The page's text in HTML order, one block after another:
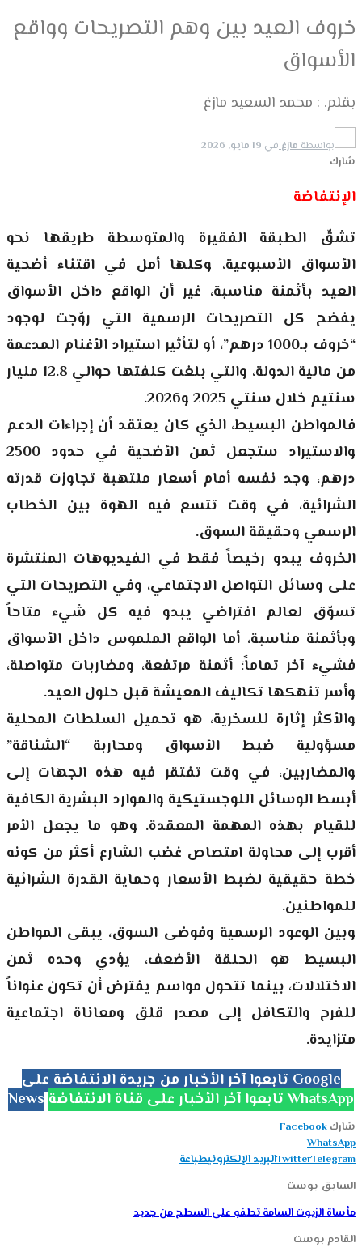
خروف العيد بين وهم التصريحات وواقع
الأسواق
بقلم. : محمد السعيد مازغ
بواسطةمازغ في 19 مايو, 2026
شارك
الإنتفاضة
تشقّ الطبقة الفقيرة والمتوسطة طريقها نحو
الأسواق الأسبوعية، وكلها أمل في اقتناء أضحية
العيد بأثمنة مناسبة، غير أن الواقع داخل الأسواق
يفضح كل التصريحات الرسمية التي روّجت لوجود
“خروف بـ1000 درهم”، أو لتأثير استيراد الأغنام المدعمة
من مالية الدولة، والتي بلغت كلفتها حوالي 12.8 مليار
سنتيم خلال سنتي 2025 و2026.
فالمواطن البسيط، الذي كان يعتقد أن إجراءات الدعم
والاستيراد ستجعل ثمن الأضحية في حدود 2500
درهم، وجد نفسه أمام أسعار ملتهبة تجاوزت قدرته
الشرائية، في وقت تتسع فيه الهوة بين الخطاب
الرسمي وحقيقة السوق.
الخروف يبدو رخيصاً فقط في الفيديوهات المنتشرة
على وسائل التواصل الاجتماعي، وفي التصريحات التي
تسوّق لعالم افتراضي يبدو فيه كل شيء متاحاً
وبأثمنة مناسبة، أما الواقع الملموس داخل الأسواق
فشيء آخر تماماً؛ أثمنة مرتفعة، ومضاربات متواصلة،
وأسر تنهكها تكاليف المعيشة قبل حلول العيد.
والأكثر إثارة للسخرية، هو تحميل السلطات المحلية
مسؤولية ضبط الأسواق ومحاربة “الشناقة”
والمضاربين، في وقت تفتقر فيه هذه الجهات إلى
أبسط الوسائل اللوجستيكية والموارد البشرية الكافية
للقيام بهذه المهمة المعقدة. وهو ما يجعل الأمر
أقرب إلى محاولة امتصاص غضب الشارع أكثر من كونه
خطة حقيقية لضبط الأسعار وحماية القدرة الشرائية
للمواطنين.
وبين الوعود الرسمية وفوضى السوق، يبقى المواطن
البسيط هو الحلقة الأضعف، يؤدي وحده ثمن
الاختلالات، بينما تتحول مواسم يفترض أن تكون عنواناً
للفرح والتكافل إلى مصدر قلق ومعاناة اجتماعية
متزايدة.
تابعوا آخر الأخبار من جريدة الانتفاضة على Google
News
تابعوا آخر الأخبار على قناة الانتفاضة WhatsApp
شارك Facebook
WhatsApp
TwitterTelegram البريد الإلكترونيطباعة
السابق بوست
مأساة الزيوت السامة تطفو على السطح من جديد
القادم بوست